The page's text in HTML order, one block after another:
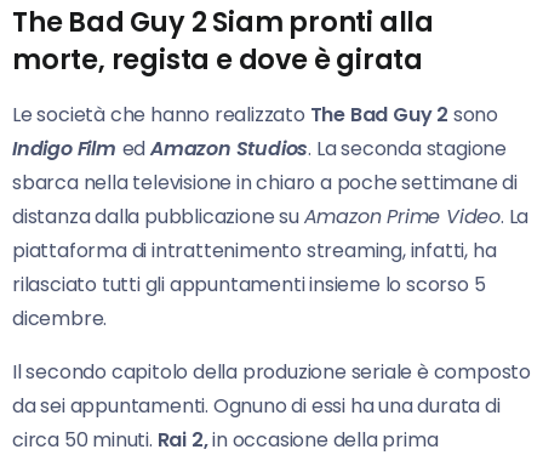
The Bad Guy 2 Siam pronti alla
morte, regista e dove è girata
Le società che hanno realizzato The Bad Guy 2 sono
Indigo Film edAmazon Studios. La seconda stagione
sbarca nella televisione in chiaro a poche settimane di
distanza dalla pubblicazione suAmazon Prime Video. La
piattaforma di intrattenimento streaming, infatti, ha
rilasciato tutti gli appuntamenti insieme lo scorso 5
dicembre.
Il secondo capitolo della produzione seriale è composto
da sei appuntamenti. Ognuno di essi ha una durata di
circa 50 minuti. Rai 2,in occasione della prima